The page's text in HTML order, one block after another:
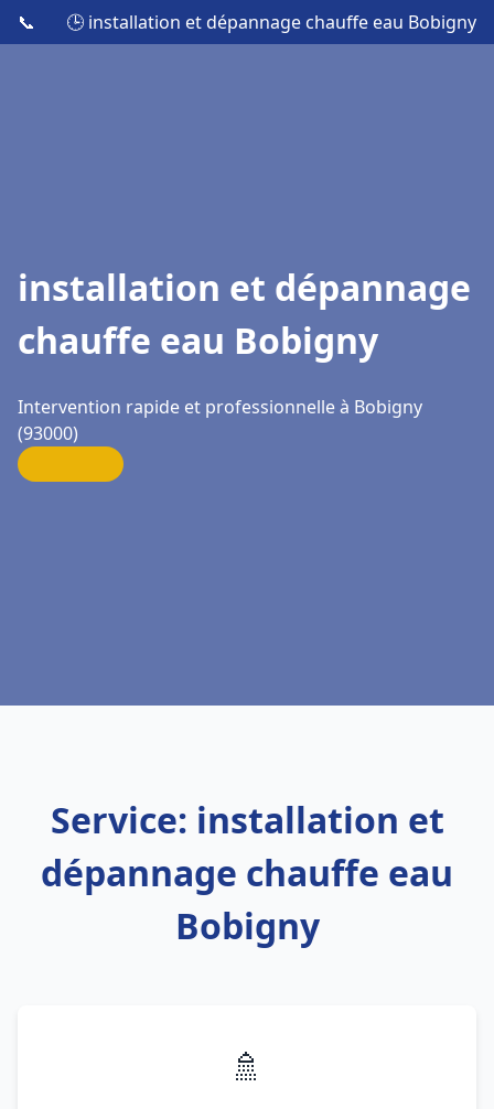
📞 🕒 installation et dépannage chauffe eau Bobigny
installation et dépannage
chauffe eau Bobigny
Intervention rapide et professionnelle à Bobigny
(93000)
Service: installation et
dépannage chauffe eau
Bobigny
🚿